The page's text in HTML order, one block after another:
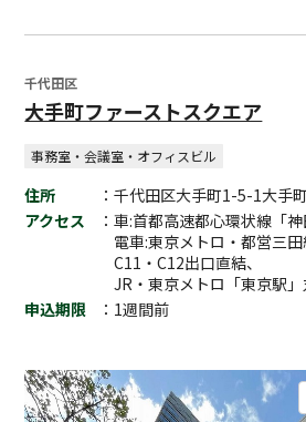
千代田区
大手町ファーストスクエア
事務室・会議室・オフィスビル
住所
：千代田区大手町1-5-1大手
アクセス
：車:首都高速都心環状線「
電車:東京メトロ・都営三
C11・C12出口直結、
JR・東京メトロ「東京駅
申込期限
：1週間前